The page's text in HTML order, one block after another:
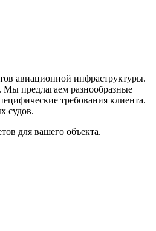
авиационной инфраструктуры.
предлагаем разнообразные
требования клиента.
судов.
для вашего объекта.